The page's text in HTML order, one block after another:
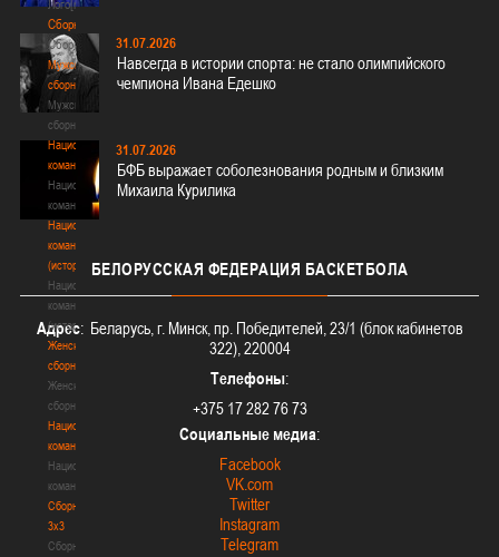
Лого[modid=121]
Сборные
Сборные
Мужские
сборные
Мужские
сборные
Национальная
команда
Национальная
команда
Национальная
команда
(история)
Национальная
команда
(история)
Женские
сборные
Женские
сборные
Национальная
команда
Национальная
команда
Сборные
3х3
Сборные
31.07.2026
Навсегда в истории спорта: не стало олимпийского
чемпиона Ивана Едешко
31.07.2026
БФБ выражает соболезнования родным и близким
Михаила Курилика
БЕЛОРУССКАЯ ФЕДЕРАЦИЯ БАСКЕТБОЛА
Адрес: Беларусь, г. Минск, пр. Победителей, 23/1 (блок кабинетов
322), 220004
Телефоны:
+375 17 282 76 73
Социальные медиа:
Facebook
VK.com
Twitter
Instagram
Telegram